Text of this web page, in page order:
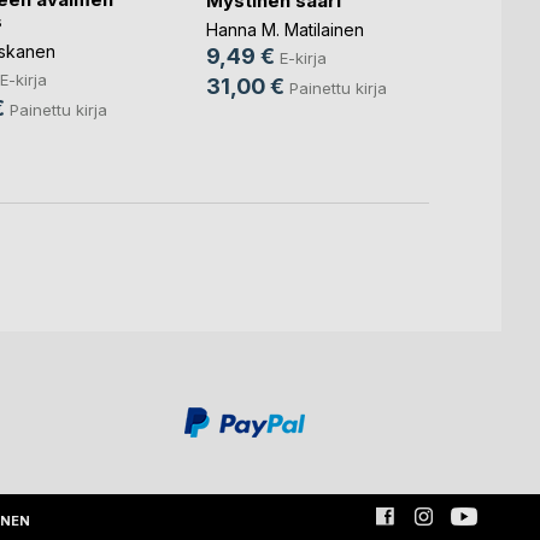
E-kirja
Painettu kirja
Hanna M. Matilainen
9,49 € E-kirja
31,00 € Painettu kirja